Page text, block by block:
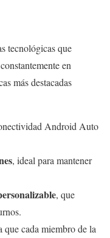
tecnológicas que
en
más destacadas
Android Auto
, ideal para mantener
, que
que cada miembro de la